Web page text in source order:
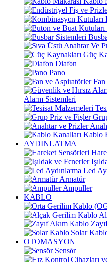
Güç
Diafon
Pano
Fan
Alarm Sistemleri
Kablo
AYDINLATMA
Led
Armatür
Ampuller
KABLO
Solar
OTOMASYON
Sensör